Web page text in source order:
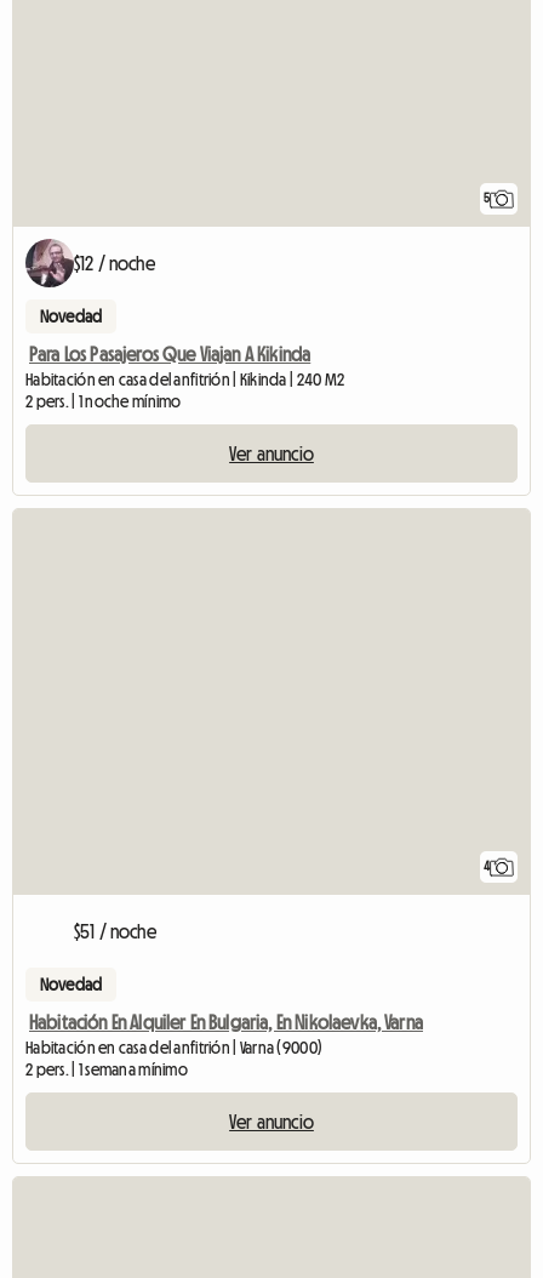
5
$12 / noche
Novedad
Para Los Pasajeros Que Viajan A Kikinda
Habitación en casa del anfitrión | Kikinda | 240 M2
2 pers. | 1 noche mínimo
Ver anuncio
4
$51 / noche
Novedad
Habitación En Alquiler En Bulgaria, En Nikolaevka, Varna
Habitación en casa del anfitrión | Varna (9000)
2 pers. | 1 semana mínimo
Ver anuncio